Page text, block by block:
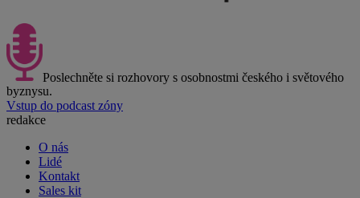
Poslechněte si rozhovory s osobnostmi českého i světového
byznysu.
Vstup do podcast zóny
redakce
O nás
Lidé
Kontakt
Sales kit